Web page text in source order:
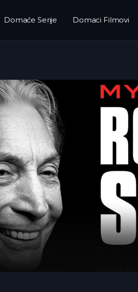
Domaće Serije Domaci Filmovi